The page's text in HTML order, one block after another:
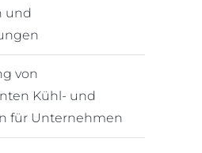
und
von
Kühl- und
für Unternehmen